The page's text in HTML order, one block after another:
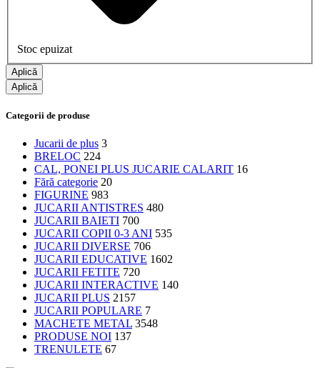
Stoc epuizat
Aplică
Aplică
Categorii de produse
Jucarii de plus 3
BRELOC 224
CAL, PONEI PLUS JUCARIE CALARIT 16
Fără categorie 20
FIGURINE 983
JUCARII ANTISTRES 480
JUCARII BAIETI 700
JUCARII COPII 0-3 ANI 535
JUCARII DIVERSE 706
JUCARII EDUCATIVE 1602
JUCARII FETITE 720
JUCARII INTERACTIVE 140
JUCARII PLUS 2157
JUCARII POPULARE 7
MACHETE METAL 3548
PRODUSE NOI 137
TRENULETE 67